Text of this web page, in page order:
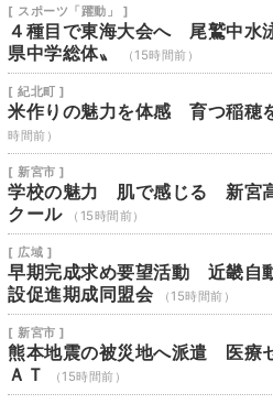
[ スポーツ「躍動」 ]
４種目で東海大会へ 尾鷲中
県中学総体〟
（15時間前）
[ 紀北町 ]
米作りの魅力を体感 育つ稲穂
時間前）
[ 新宮市 ]
学校の魅力 肌で感じる 新宮
クール
（15時間前）
[ 広域 ]
早期完成求め要望活動 近畿自
設促進期成同盟会
（15時間前）
[ 新宮市 ]
熊本地震の被災地へ派遣 医療
ＡＴ
（15時間前）